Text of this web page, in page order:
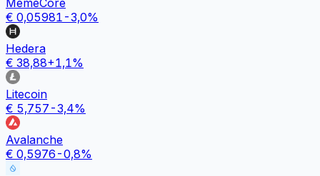
MemeCore
€ 0,05981 -3,0%
Hedera
€ 38,88+1,1%
Litecoin
€ 5,757 -3,4%
Avalanche
€ 0,5976 -0,8%